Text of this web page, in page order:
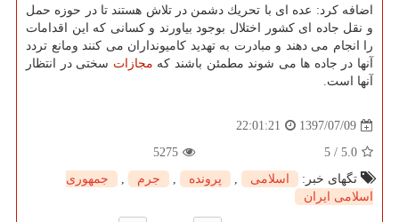
اضافه كرد: عده ای با تحریك دشمن در تلاش هستند تا در حوزه حمل
و نقل جاده ای كشور اختلال بوجود بیاورند و كسانی كه این اقدامات
را انجام می دهند و مبادرت به تهدید كامیونداران می كنند ومانع تردد
آنها در جاده ها می شوند مطمئن باشند كه مجازات سختی در انتظار
آنها است.
1397/07/09
22:01:21
5.0
/
5
5275
تگهای خبر:
اسلامی , پرونده , جرم ,
جمهوری
اسلامی ایران